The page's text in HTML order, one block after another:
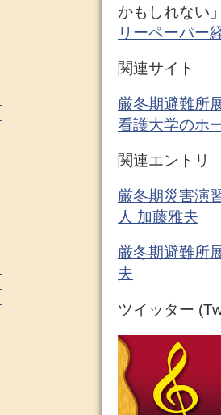
かもしれない
リーペーパー
関連サイト
厳冬期避難所
看護大学のホ
関連エントリ
厳冬期災害演
人 加藤雅夫
厳冬期避難所
夫
ツイッター